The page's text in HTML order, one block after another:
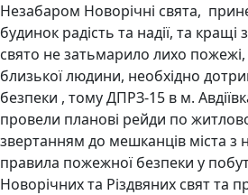
Незабаром Новорічні свята,
будинок радість та надії, та
свято не затьмарило лихо
близької людини, необхідно
безпеки , тому ДПРЗ-15 в м.
провели планові рейди по
звертанням до мешканців міста з
правила пожежної безпеки у
Новорічних та Різдвяних свят та